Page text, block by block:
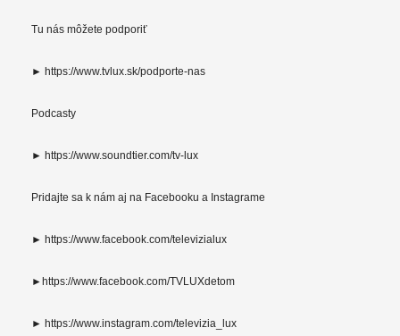
Tu nás môžete podporiť
► https://www.tvlux.sk/podporte-nas
Podcasty
► https://www.soundtier.com/tv-lux
Pridajte sa k nám aj na Facebooku a Instagrame
► https://www.facebook.com/televizialux
►https://www.facebook.com/TVLUXdetom
► https://www.instagram.com/televizia_lux